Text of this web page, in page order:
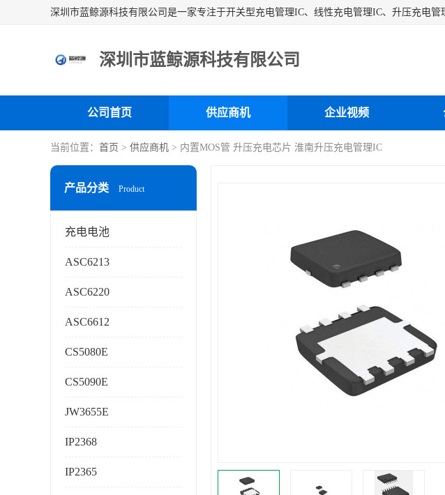
深圳市蓝鲸源科技有限公司
公司首页 供应商机 企业视频
当前位置： 首页 > 供应商机 > 内置MOS管 升压充电芯片 淮南升压充电管理IC
产品分类 Product
充电电池
ASC6213
ASC6220
ASC6612
CS5080E
CS5090E
JW3655E
IP2368
IP2365